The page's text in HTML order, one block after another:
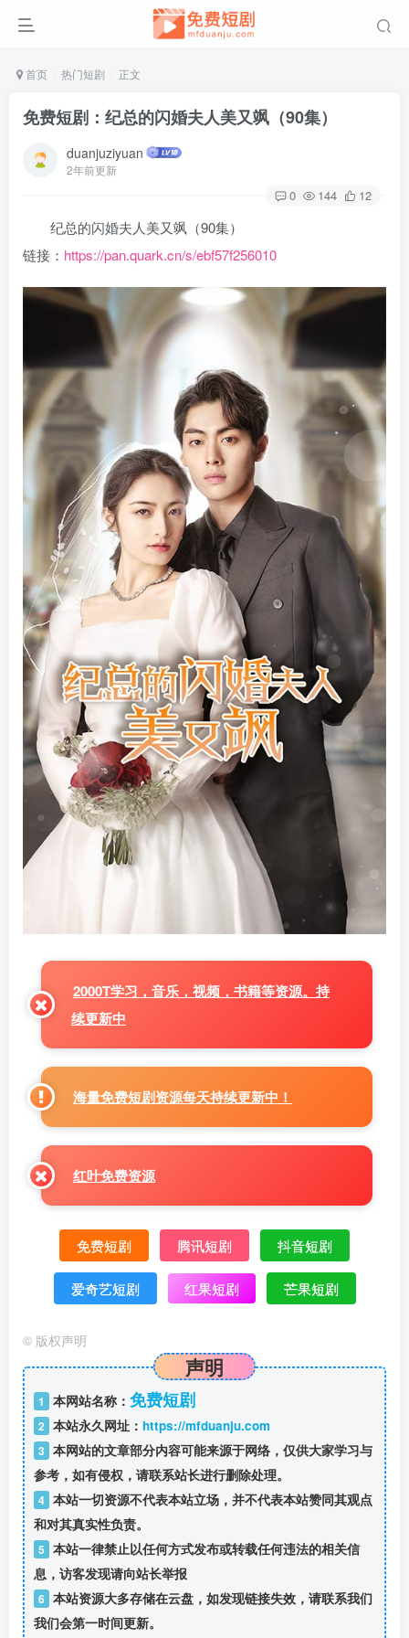
首页 热门短剧 正文
免费短剧：纪总的闪婚夫人美又飒（90集）
duanjuziyuan
2年前更新
0 144 12
纪总的闪婚夫人美又飒（90集）
链接： https://pan.quark.cn/s/ebf57f256010
2000T学习，音乐，视频，书籍等资源。持
续更新中
海量免费短剧资源每天持续更新中！
红叶免费资源
免费短剧 腾讯短剧 抖音短剧
爱奇艺短剧 红果短剧 芒果短剧
© 版权声明
声明
1 本网站名称： 免费短剧
2 本站永久网址： https://mfduanju.com
3 本网站的文章部分内容可能来源于网络，仅供大家学习与
参考，如有侵权，请联系站长进行删除处理。
4 本站一切资源不代表本站立场，并不代表本站赞同其观点
和对其真实性负责。
5 本站一律禁止以任何方式发布或转载任何违法的相关信
息，访客发现请向站长举报
6 本站资源大多存储在云盘，如发现链接失效，请联系我们
我们会第一时间更新。